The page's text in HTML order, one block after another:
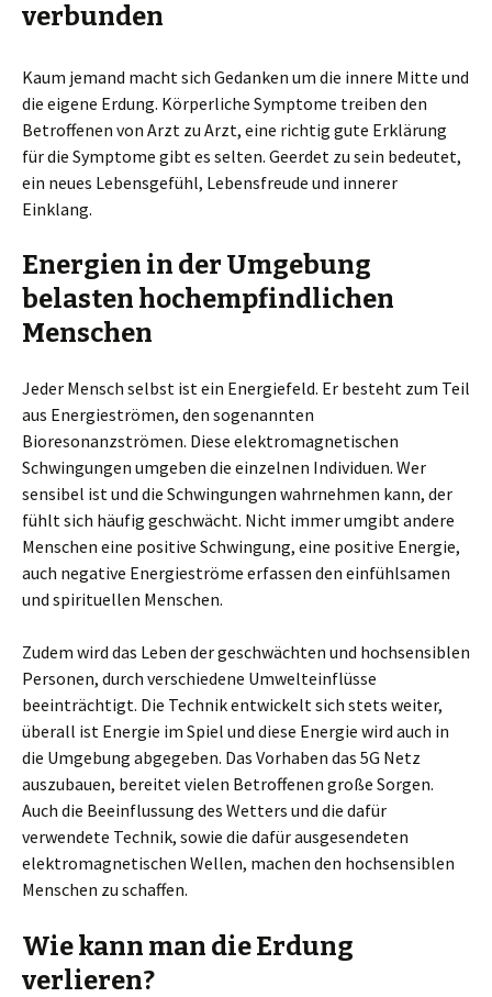
verbunden
Kaum jemand macht sich Gedanken um die innere Mitte und
die eigene Erdung. Körperliche Symptome treiben den
Betroffenen von Arzt zu Arzt, eine richtig gute Erklärung
für die Symptome gibt es selten. Geerdet zu sein bedeutet,
ein neues Lebensgefühl, Lebensfreude und innerer
Einklang.
Energien in der Umgebung
belasten hochempfindlichen
Menschen
Jeder Mensch selbst ist ein Energiefeld. Er besteht zum Teil
aus Energieströmen, den sogenannten
Bioresonanzströmen. Diese elektromagnetischen
Schwingungen umgeben die einzelnen Individuen. Wer
sensibel ist und die Schwingungen wahrnehmen kann, der
fühlt sich häufig geschwächt. Nicht immer umgibt andere
Menschen eine positive Schwingung, eine positive Energie,
auch negative Energieströme erfassen den einfühlsamen
und spirituellen Menschen.
Zudem wird das Leben der geschwächten und hochsensiblen
Personen, durch verschiedene Umwelteinflüsse
beeinträchtigt. Die Technik entwickelt sich stets weiter,
überall ist Energie im Spiel und diese Energie wird auch in
die Umgebung abgegeben. Das Vorhaben das 5G Netz
auszubauen, bereitet vielen Betroffenen große Sorgen.
Auch die Beeinflussung des Wetters und die dafür
verwendete Technik, sowie die dafür ausgesendeten
elektromagnetischen Wellen, machen den hochsensiblen
Menschen zu schaffen.
Wie kann man die Erdung
verlieren?